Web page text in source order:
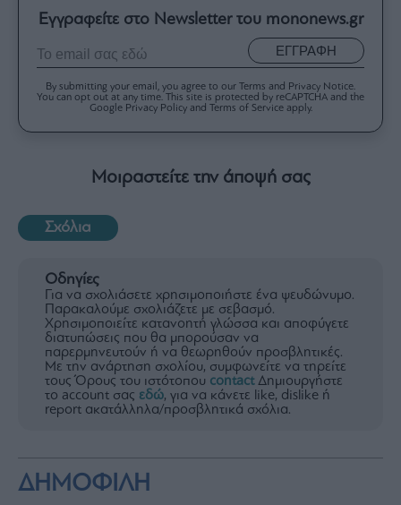
Εγγραφείτε στο Newsletter του mononews.gr
ΕΓΓΡΑΦΗ
By submitting your email, you agree to our Terms and Privacy Notice.
You can opt out at any time. This site is protected by reCAPTCHA and the
Google Privacy Policy and Terms of Service apply.
Μοιραστείτε την άποψή σας
Σχόλια
Οδηγίες
Για να σχολιάσετε χρησιμοποιήστε ένα ψευδώνυμο.
Παρακαλούμε σχολιάζετε με σεβασμό.
Χρησιμοποιείτε κατανοητή γλώσσα και αποφύγετε
διατυπώσεις που θα μπορούσαν να
παρερμηνευτούν ή να θεωρηθούν προσβλητικές.
Με την ανάρτηση σχολίου, συμφωνείτε να τηρείτε
τους Όρους του ιστότοπου contactΔημιουργήστε
το account σας εδώ, για να κάνετε like, dislike ή
report ακατάλληλα/προσβλητικά σχόλια.
ΔΗΜΟΦΙΛΗ